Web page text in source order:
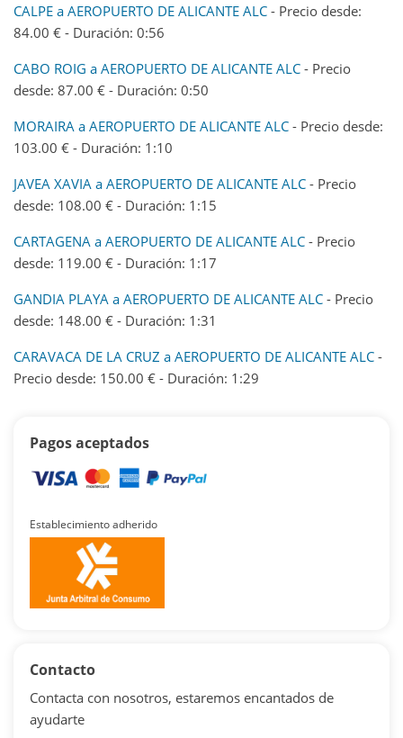
CALPE a AEROPUERTO DE ALICANTE ALC - Precio desde:
84.00 € - Duración: 0:56
CABO ROIG a AEROPUERTO DE ALICANTE ALC - Precio
desde: 87.00 € - Duración: 0:50
MORAIRA a AEROPUERTO DE ALICANTE ALC - Precio desde:
103.00 € - Duración: 1:10
JAVEA XAVIA a AEROPUERTO DE ALICANTE ALC - Precio
desde: 108.00 € - Duración: 1:15
CARTAGENA a AEROPUERTO DE ALICANTE ALC - Precio
desde: 119.00 € - Duración: 1:17
GANDIA PLAYA a AEROPUERTO DE ALICANTE ALC - Precio
desde: 148.00 € - Duración: 1:31
CARAVACA DE LA CRUZ a AEROPUERTO DE ALICANTE ALC -
Precio desde: 150.00 € - Duración: 1:29
Pagos aceptados
Establecimiento adherido
Contacto
Contacta con nosotros, estaremos encantados de
ayudarte